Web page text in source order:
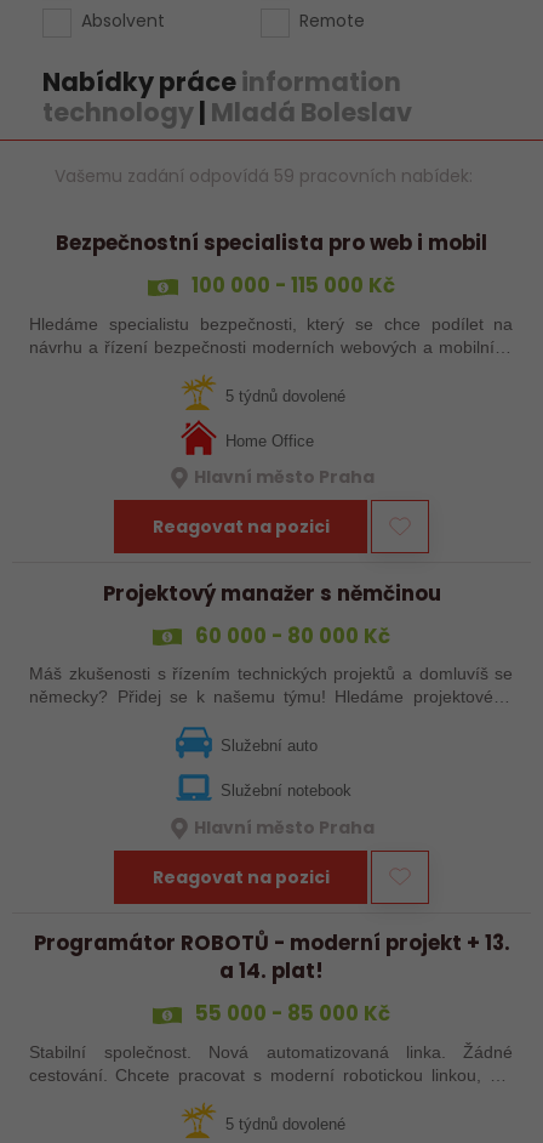
Absolvent
Remote
Nabídky práceinformation
technology| Mladá Boleslav
Vašemu zadání odpovídá 59 pracovních nabídek:
Bezpečnostní specialista pro web i mobil
100 000 - 115 000 Kč
Hledáme specialistu bezpečnosti, který se chce podílet na
návrhu a řízení bezpečnosti moderních webových a mobilních
5 týdnů dovolené
Home Office
Hlavní město Praha
Reagovat na pozici
Projektový manažer s němčinou
60 000 - 80 000 Kč
Máš zkušenosti s řízením technických projektů a domluvíš se
německy? Přidej se k našemu týmu! Hledáme projektového
veřejnou infrastrukturu… Služební auto
Služební notebook
Hlavní město Praha
Reagovat na pozici
Programátor ROBOTŮ - moderní projekt + 13.
a 14. plat!
55 000 - 85 000 Kč
Stabilní společnost. Nová automatizovaná linka. Žádné
cestování. Chcete pracovat s moderní robotickou linkou, ale
šikovné absolventy…
5 týdnů dovolené